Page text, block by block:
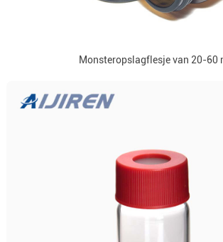
Monsteropslagflesje van 20-60